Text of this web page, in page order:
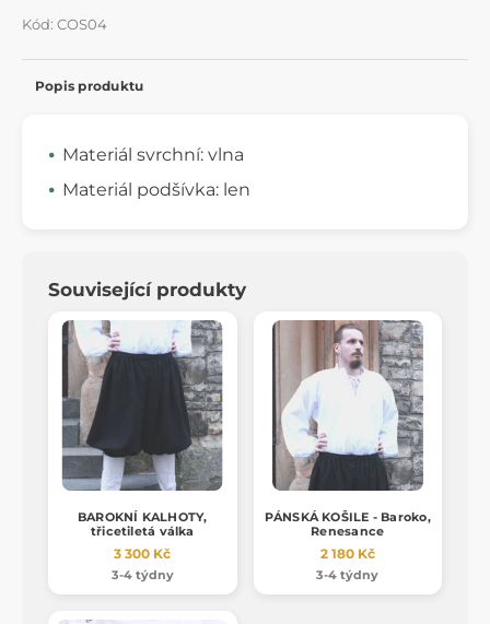
Kód: COS04
Popis produktu
Materiál svrchní: vlna
Materiál podšívka: len
Související produkty
BAROKNÍ KALHOTY,
třicetiletá válka
3 300 Kč
3-4 týdny
PÁNSKÁ KOŠILE - Baroko,
Renesance
2 180 Kč
3-4 týdny